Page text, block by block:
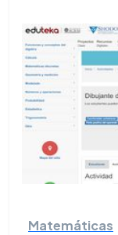
Matemáticas